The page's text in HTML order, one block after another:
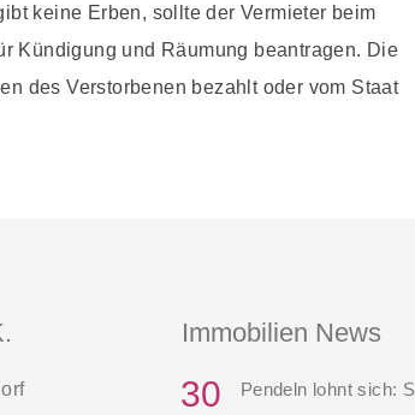
keine Erben, sollte der Vermieter beim
Kündigung und Räumung beantragen. Die
des Verstorbenen bezahlt oder vom Staat
Immobilien News
30